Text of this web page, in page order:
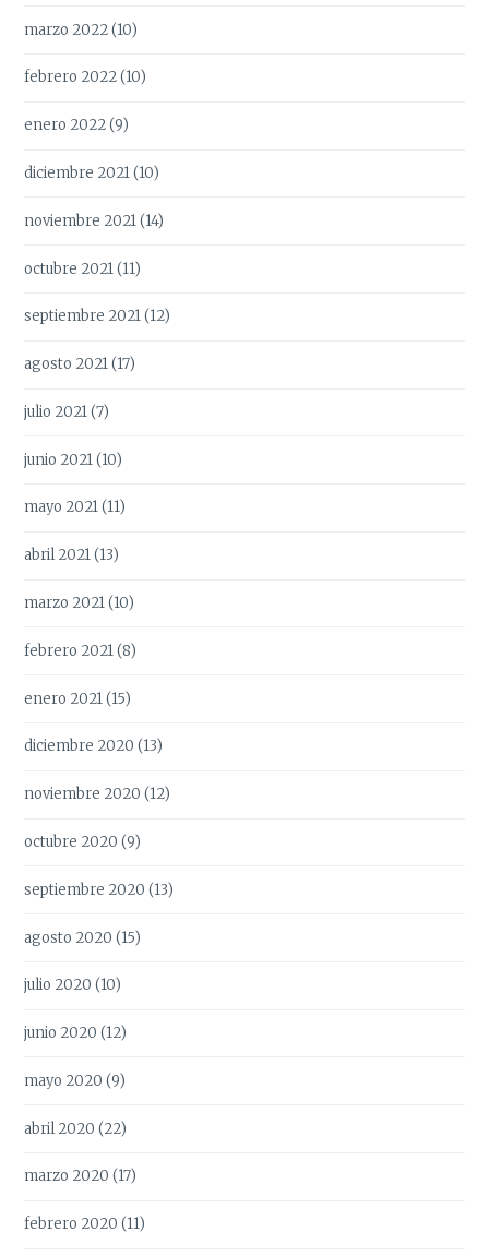
marzo 2022(10)
febrero 2022(10)
enero 2022(9)
diciembre 2021(10)
noviembre 2021(14)
octubre 2021(11)
septiembre 2021(12)
agosto 2021(17)
julio 2021(7)
junio 2021(10)
mayo 2021(11)
abril 2021(13)
marzo 2021(10)
febrero 2021(8)
enero 2021(15)
diciembre 2020 (13)
noviembre 2020 (12)
octubre 2020 (9)
septiembre 2020 (13)
agosto 2020 (15)
julio 2020 (10)
junio 2020 (12)
mayo 2020 (9)
abril 2020 (22)
marzo 2020 (17)
febrero 2020 (11)